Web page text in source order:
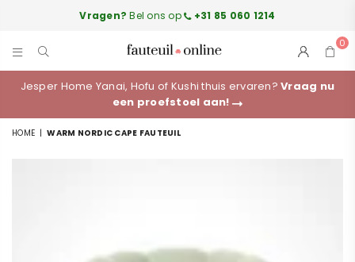
Vragen? Bel ons op +31 85 060 1214
FAUTEUILONLINE.NL
0
Jesper Home Yanai, Hofu of Kushi thuis ervaren?Vraag nu
een proefstoel aan!
HOME | WARM NORDIC CAPE FAUTEUIL